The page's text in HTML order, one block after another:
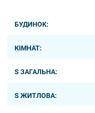
БУДИНОК:
КІМНАТ:
S ЗАГАЛЬНА:
S ЖИТЛОВА: